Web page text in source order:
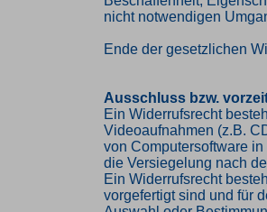
nicht notwendigen
Ende der gesetzlichen
Ausschluss bzw.
Ein Widerrufsrecht
Videoaufnahmen (z.B.
von Computersoftware
die Versiegelung nach
Ein Widerrufsrecht
vorgefertigt sind und für